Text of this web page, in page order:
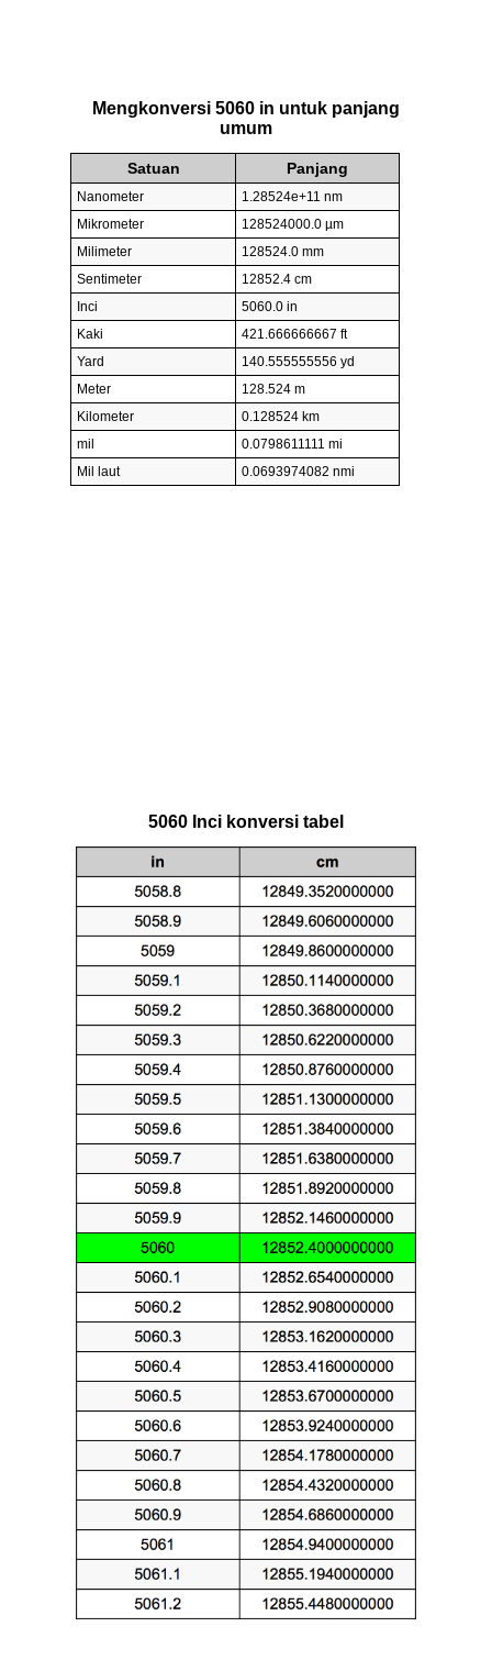
Mengkonversi 5060 in untuk panjang
umum
Satuan Panjang
Nanometer
1.28524e+11 nm
Mikrometer
128524000.0 µm
Milimeter
128524.0 mm
Sentimeter
12852.4 cm
Inci
5060.0 in
Kaki
421.666666667 ft
Yard
140.555555556 yd
Meter
128.524 m
Kilometer
0.128524 km
mil
0.0798611111 mi
Mil laut
0.0693974082 nmi
5060 Inci konversi tabel